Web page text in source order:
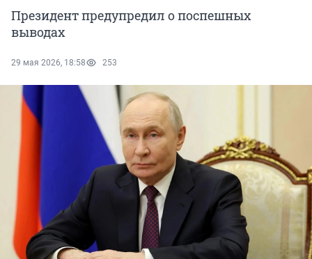
Президент предупредил о поспешных
выводах
29 мая 2026, 18:58 253